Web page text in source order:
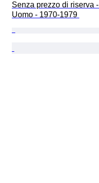
Senza prezzo di riserva -
Uomo - 1970-1979